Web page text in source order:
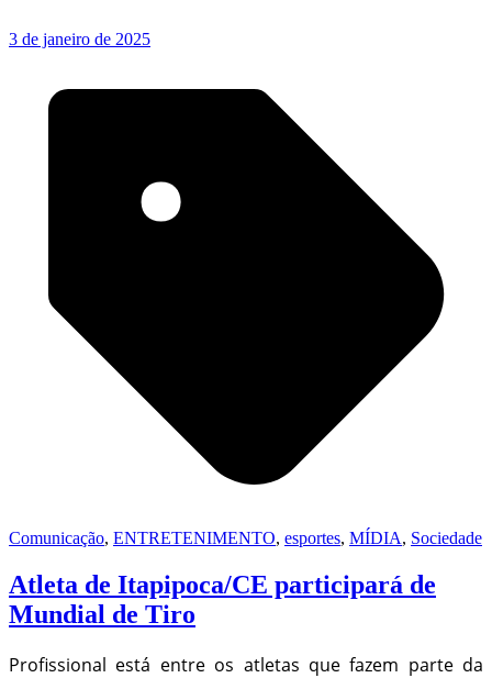
3 de janeiro de 2025
Comunicação, ENTRETENIMENTO, esportes, MÍDIA, Sociedade
Atleta de Itapipoca/CE participará de
Mundial de Tiro
Profissional está entre os atletas que fazem parte da